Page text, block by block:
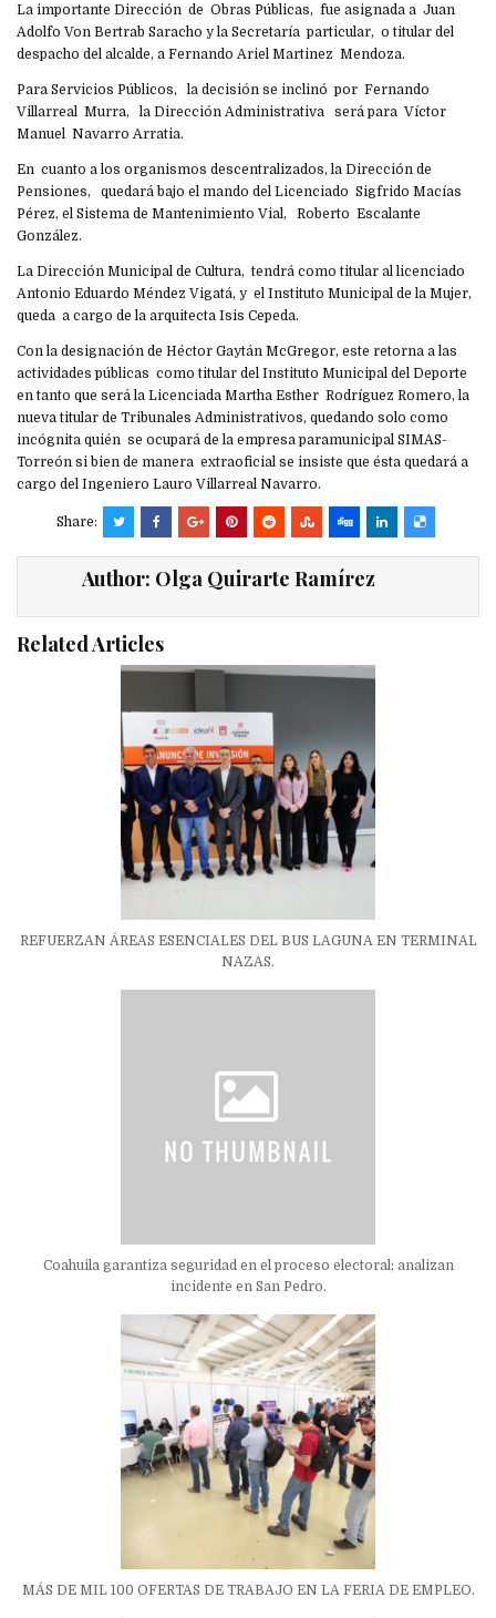
La importante Dirección de Obras Públicas, fue asignada a Juan
Adolfo Von Bertrab Saracho y la Secretaría particular, o titular del
despacho del alcalde, a Fernando Ariel Martinez Mendoza.
Para Servicios Públicos, la decisión se inclinó por Fernando
Villarreal Murra, la Dirección Administrativa será para Víctor
Manuel Navarro Arratia.
En cuanto a los organismos descentralizados, la Dirección de
Pensiones, quedará bajo el mando del Licenciado Sigfrido Macías
Pérez, el Sistema de Mantenimiento Vial, Roberto Escalante
González.
La Dirección Municipal de Cultura, tendrá como titular al licenciado
Antonio Eduardo Méndez Vigatá, y el Instituto Municipal de la Mujer,
queda a cargo de la arquitecta Isis Cepeda.
Con la designación de Héctor Gaytán McGregor, este retorna a las
actividades públicas como titular del Instituto Municipal del Deporte
en tanto que será la Licenciada Martha Esther Rodríguez Romero, la
nueva titular de Tribunales Administrativos, quedando solo como
incógnita quién se ocupará de la empresa paramunicipal SIMAS-
Torreón si bien de manera extraoficial se insiste que ésta quedará a
cargo del Ingeniero Lauro Villarreal Navarro.
Share:
Author: Olga Quirarte Ramírez
Related Articles
REFUERZAN ÁREAS ESENCIALES DEL BUS LAGUNA EN TERMINAL
NAZAS.
Coahuila garantiza seguridad en el proceso electoral; analizan
incidente en San Pedro.
MÁS DE MIL 100 OFERTAS DE TRABAJO EN LA FERIA DE EMPLEO.